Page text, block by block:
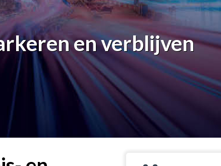
en verblijven